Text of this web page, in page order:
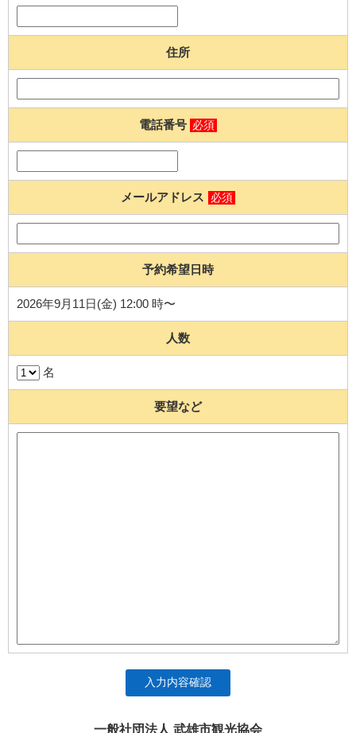
住所
電話番号 必須
メールアドレス 必須
予約希望日時
2026年9月11日(金) 12:00 時〜
人数
名
要望など
入力内容確認
一般社団法人 武雄市観光協会